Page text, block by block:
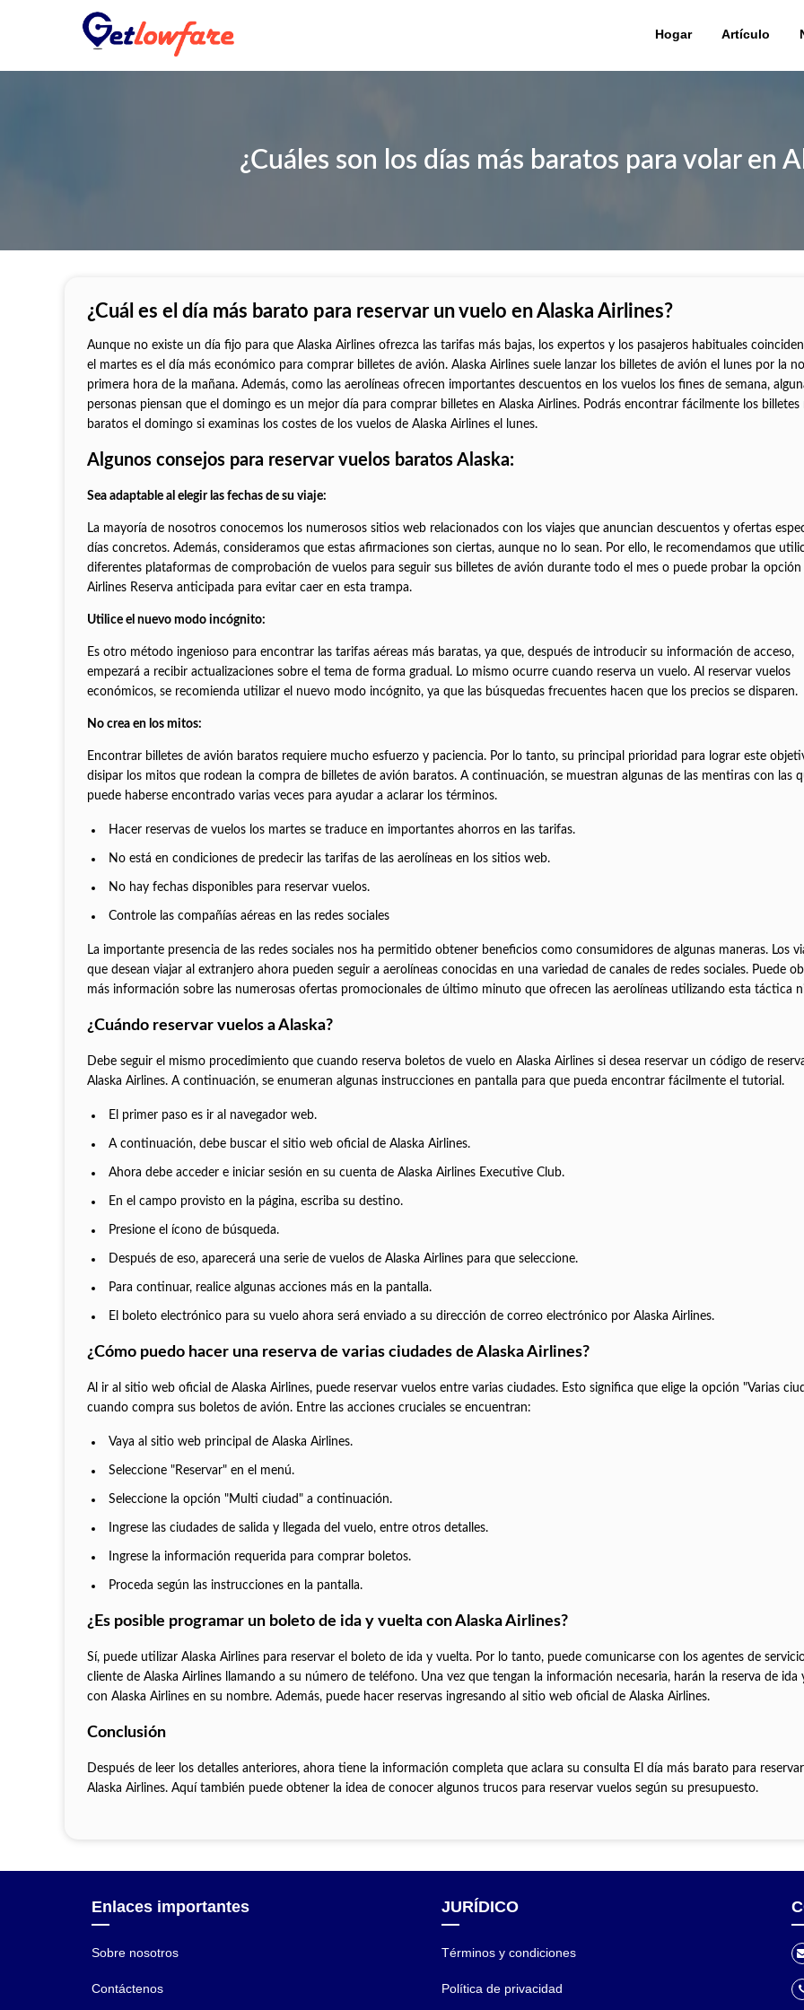
Hogar Artículo
¿Cuáles son los días más baratos para volar en
¿Cuál es el día más barato para reservar un vuelo en Alaska Airlines?
Aunque no existe un día fijo para que Alaska Airlines ofrezca las tarifas más bajas, los expertos y los pasajeros habituales
el martes es el día más económico para comprar billetes de avión. Alaska Airlines suele lanzar los billetes de avión el lunes por la
primera hora de la mañana. Además, como las aerolíneas ofrecen importantes descuentos en los vuelos los fines de semana,
personas piensan que el domingo es un mejor día para comprar billetes en Alaska Airlines. Podrás encontrar fácilmente los billetes
baratos el domingo si examinas los costes de los vuelos de Alaska Airlines el lunes.
Algunos consejos para reservar vuelos baratos Alaska:
Sea adaptable al elegir las fechas de su viaje:
La mayoría de nosotros conocemos los numerosos sitios web relacionados con los viajes que anuncian descuentos y ofertas
días concretos. Además, consideramos que estas afirmaciones son ciertas, aunque no lo sean. Por ello, le recomendamos que
diferentes plataformas de comprobación de vuelos para seguir sus billetes de avión durante todo el mes o puede probar la opción
Airlines Reserva anticipada para evitar caer en esta trampa.
Utilice el nuevo modo incógnito:
Es otro método ingenioso para encontrar las tarifas aéreas más baratas, ya que, después de introducir su información de acceso,
empezará a recibir actualizaciones sobre el tema de forma gradual. Lo mismo ocurre cuando reserva un vuelo. Al reservar vuelos
económicos, se recomienda utilizar el nuevo modo incógnito, ya que las búsquedas frecuentes hacen que los precios se
No crea en los mitos:
Encontrar billetes de avión baratos requiere mucho esfuerzo y paciencia. Por lo tanto, su principal prioridad para lograr este
disipar los mitos que rodean la compra de billetes de avión baratos. A continuación, se muestran algunas de las mentiras con las
puede haberse encontrado varias veces para ayudar a aclarar los términos.
Hacer reservas de vuelos los martes se traduce en importantes ahorros en las tarifas.
No está en condiciones de predecir las tarifas de las aerolíneas en los sitios web.
No hay fechas disponibles para reservar vuelos.
Controle las compañías aéreas en las redes sociales
La importante presencia de las redes sociales nos ha permitido obtener beneficios como consumidores de algunas maneras. Los
que desean viajar al extranjero ahora pueden seguir a aerolíneas conocidas en una variedad de canales de redes sociales. Puede
más información sobre las numerosas ofertas promocionales de último minuto que ofrecen las aerolíneas utilizando esta
¿Cuándo reservar vuelos a Alaska?
Debe seguir el mismo procedimiento que cuando reserva boletos de vuelo en Alaska Airlines si desea reservar un código de
Alaska Airlines. A continuación, se enumeran algunas instrucciones en pantalla para que pueda encontrar fácilmente el tutorial.
El primer paso es ir al navegador web.
A continuación, debe buscar el sitio web oficial de Alaska Airlines.
Ahora debe acceder e iniciar sesión en su cuenta de Alaska Airlines Executive Club.
En el campo provisto en la página, escriba su destino.
Presione el ícono de búsqueda.
Después de eso, aparecerá una serie de vuelos de Alaska Airlines para que seleccione.
Para continuar, realice algunas acciones más en la pantalla.
El boleto electrónico para su vuelo ahora será enviado a su dirección de correo electrónico por Alaska Airlines.
¿Cómo puedo hacer una reserva de varias ciudades de Alaska Airlines?
Al ir al sitio web oficial de Alaska Airlines, puede reservar vuelos entre varias ciudades. Esto significa que elige la opción "Varias
cuando compra sus boletos de avión. Entre las acciones cruciales se encuentran:
Vaya al sitio web principal de Alaska Airlines.
Seleccione "Reservar" en el menú.
Seleccione la opción "Multi ciudad" a continuación.
Ingrese las ciudades de salida y llegada del vuelo, entre otros detalles.
Ingrese la información requerida para comprar boletos.
Proceda según las instrucciones en la pantalla.
¿Es posible programar un boleto de ida y vuelta con Alaska Airlines?
Sí, puede utilizar Alaska Airlines para reservar el boleto de ida y vuelta. Por lo tanto, puede comunicarse con los agentes de servicio
cliente de Alaska Airlines llamando a su número de teléfono. Una vez que tengan la información necesaria, harán la reserva de ida
con Alaska Airlines en su nombre. Además, puede hacer reservas ingresando al sitio web oficial de Alaska Airlines.
Conclusión
Después de leer los detalles anteriores, ahora tiene la información completa que aclara su consulta El día más barato para
Alaska Airlines. Aquí también puede obtener la idea de conocer algunos trucos para reservar vuelos según su presupuesto.
Enlaces importantes
Sobre nosotros
Contáctenos
JURÍDICO
Términos y condiciones
Política de privacidad